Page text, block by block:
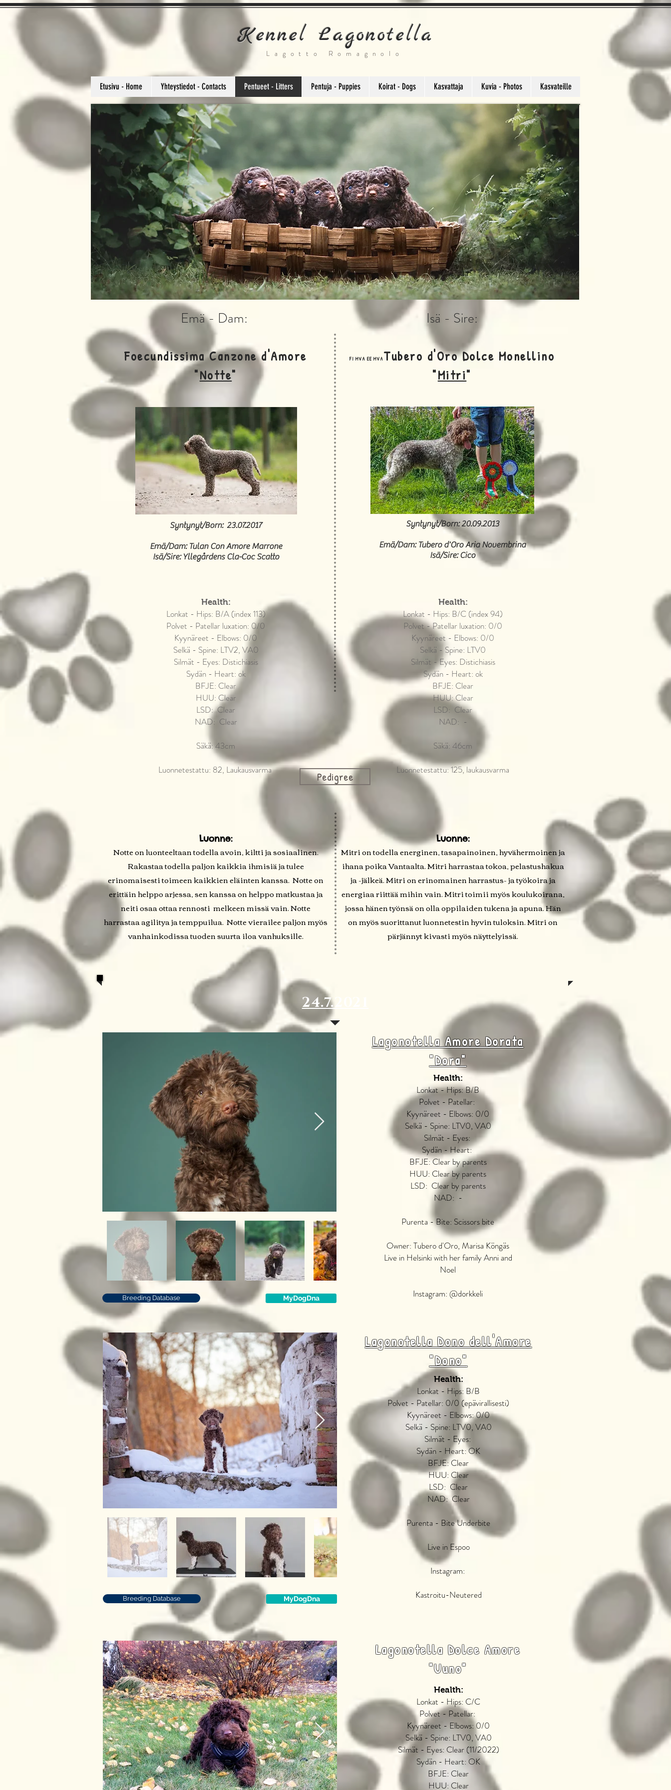
Kennel Lagonotella
Lagotto Romagnolo
Etusivu - Home Yhteystiedot - Contacts Pentueet - Litters Pentuja - Puppies Koirat - Dogs Kasvattaja Kuvia - Photos Kasvateille
Emä - Dam: Isä - Sire:
Foecundissima Canzone d'Amore
"Notte"
FI MVA EE MVATubero d'Oro Dolce Monellino
"Mitri"
Syntynyt/Born: 23.07.2017
Emä/Dam: Tulan Con Amore Marrone
Isä/Sire: Yllegårdens Cla-Coc Scatto
Syntynyt/Born: 20.09.2013
Emä/Dam: Tubero d'Oro Aria Novembrina
Isä/Sire: Cico
Health:
Lonkat - Hips: B/A (index 113)
Polvet - Patellar luxation: 0/0
Kyynäreet - Elbows: 0/0
Selkä - Spine: LTV2, VA0
Silmät - Eyes: Distichiasis
Sydän - Heart: ok
BFJE: Clear
HUU: Clear
LSD: Clear
NAD: Clear
Säkä: 43cm
Luonnetestattu: 82, Laukausvarma
Pedigree
Health:
Lonkat - Hips: B/C (index 94)
Polvet - Patellar luxation: 0/0
Kyynäreet - Elbows: 0/0
Selkä - Spine: LTV0
Silmät - Eyes: Distichiasis
Sydän - Heart: ok
BFJE: Clear
HUU: Clear
LSD: Clear
NAD: -
Säkä: 46cm
Luonnetestattu: 125, laukausvarma
Luonne:
Notte on luonteeltaan todella avoin, kiltti ja sosiaalinen.
Rakastaa todella paljon kaikkia ihmisiä ja tulee
erinomaisesti toimeen kaikkien eläinten kanssa. Notte on
erittäin helppo arjessa, sen kanssa on helppo matkustaa ja
neiti osaa ottaa rennosti melkeen missä vain. Notte
harrastaa agilitya ja temppuilua. Notte vierailee paljon myös
vanhainkodissa tuoden suurta iloa vanhuksille.
Luonne:
Mitri on todella energinen, tasapainoinen, hyvähermoinen ja
ihana poika Vantaalta. Mitri harrastaa tokoa, pelastushakua
ja -jälkeä. Mitri on erinomainen harrastus- ja työkoira ja
energiaa riittää mihin vain. Mitri toimii myös koulukoirana,
jossa hänen työnsä on olla oppilaiden tukena ja apuna. Hän
on myös suorittanut luonnetestin hyvin tuloksin. Mitri on
pärjännyt kivasti myös näyttelyissä.
24.7.2021
Health:
Lonkat - Hips: B/B
Polvet - Patellar:
Kyynäreet - Elbows: 0/0
Selkä - Spine: LTV0, VA0
Silmät - Eyes:
Sydän - Heart:
BFJE: Clear by parents
HUU: Clear by parents
LSD: Clear by parents
NAD: -
Purenta - Bite: Scissors bite​
Owner: Tubero d'Oro, Marisa Köngäs
Live in Helsinki with her family Anni and
Noel
Instagram: @dorkkeli
Lagonotella Amore Dorata
"Dora"
Breeding Database MyDogDna
Breeding Database MyDogDna
Lagonotella Dono dell'Amore
"Dono"
Health:
Lonkat - Hips: B/B
Polvet - Patellar: 0/0 (epävirallisesti)
Kyynäreet - Elbows: 0/0
Selkä - Spine: LTV0, VA0
Silmät - Eyes:
Sydän - Heart: OK
BFJE: Clear
HUU: Clear
LSD: Clear
NAD: Clear
Purenta - Bite Underbite
Live in Espoo
Instagram:
Kastroitu-Neutered
Lagonotella Dolce Amore
"Uuno"
Health:
Lonkat - Hips: C/C
Polvet - Patellar:
Kyynäreet - Elbows: 0/0
Selkä - Spine: LTV0, VA0
Silmät - Eyes: Clear (11/2022)
Sydän - Heart: OK
BFJE: Clear
HUU: Clear